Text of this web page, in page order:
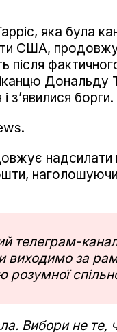
яка була
США,
після
Дональду
зʼявилися борги.
надсилати
телеграм-
виходимо за
розумної
Вибори не те,